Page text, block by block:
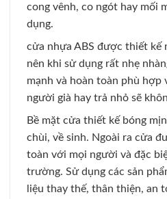
cong vênh, co ngót hay mối
dụng.
cửa nhựa ABS được thiết kế
nên khi sử dụng rất nhẹ
mạnh và hoàn toàn phù hợp
người già hay trả nhỏ sẽ
Bề mặt cửa thiết kế bóng
chùi, về sinh. Ngoài ra cửa
toàn với mọi người và đặc
trường. Sử dụng các sản
liệu thay thế, thân thiện, an